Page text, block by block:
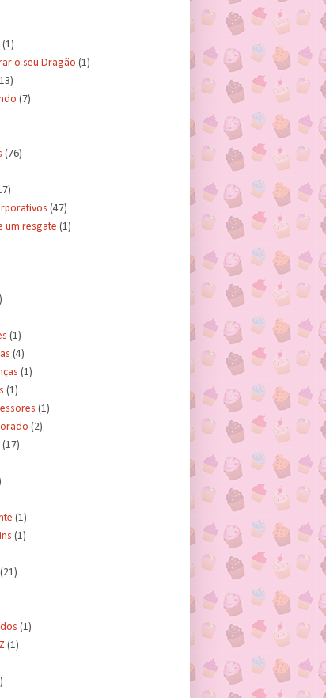
(1)
o seu Dragão (1)
(7)
(76)
(47)
um resgate (1)
(1)
(4)
(1)
(1)
(1)
(2)
(17)
(1)
(1)
(21)
(1)
(1)